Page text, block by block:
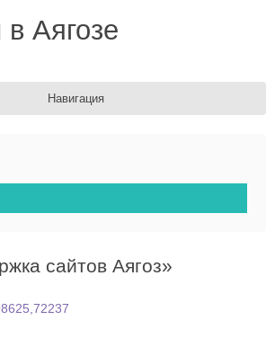
в Аягозе
Навигация
сайтов Аягоз»